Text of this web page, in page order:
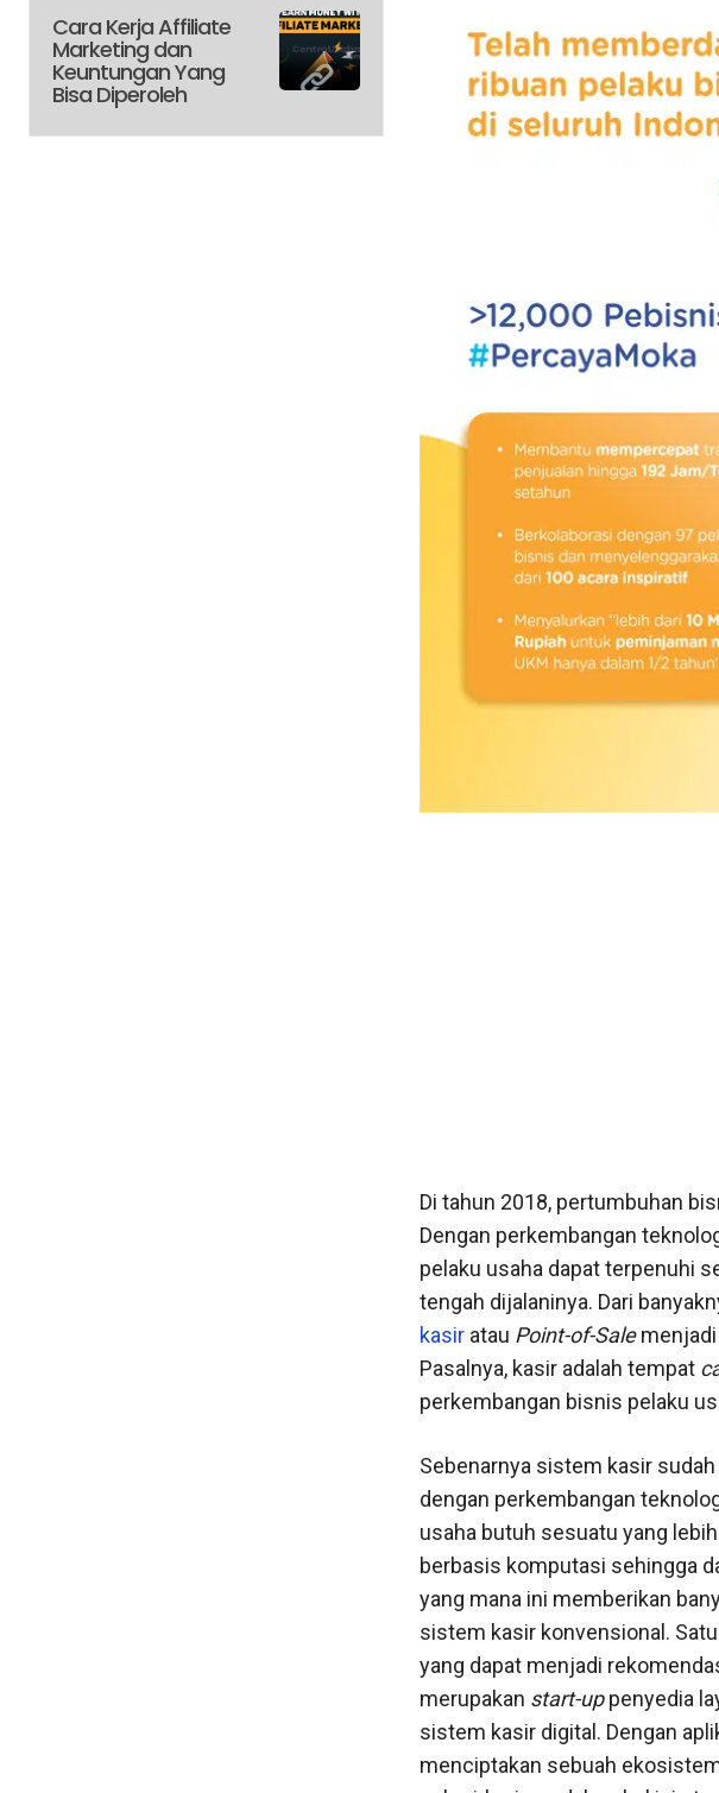
Cara Kerja Affiliate
Marketing dan
Keuntungan Yang
Bisa Diperoleh
Di tahun 2018, pertumbuhan
Dengan perkembangan
pelaku usaha dapat terpenuhi
tengah dijalaninya. Dari
kasiratau Point-of-Salemenjadi
Pasalnya, kasir adalah tempat
perkembangan bisnis pelaku
Sebenarnya sistem kasir
dengan perkembangan
usaha butuh sesuatu yang
berbasis komputasi sehingga
yang mana ini memberikan
sistem kasir konvensional.
yang dapat menjadi
merupakan start-uppenyedia
sistem kasir digital. Dengan
menciptakan sebuah